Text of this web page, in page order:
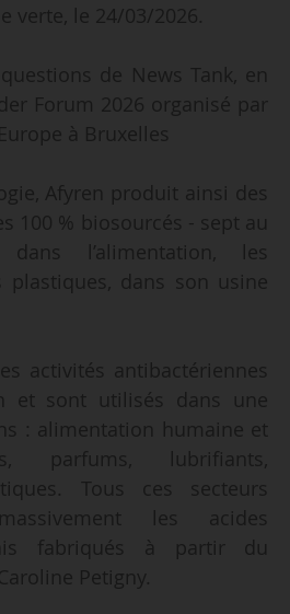
verte, le 24/03/2026.
de News Tank, en
Forum 2026 organisé par
à Bruxelles
Afyren produit ainsi des
100 % biosourcés - sept au
l’alimentation, les
plastiques, dans son usine
activités antibactériennes
et sont utilisés dans une
: alimentation humaine et
parfums, lubrifiants,
Tous ces secteurs
les acides
fabriqués à partir du
Petigny.